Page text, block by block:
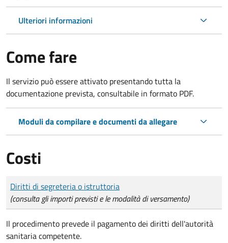
Ulteriori informazioni
Come fare
Il servizio può essere attivato presentando tutta la
documentazione prevista, consultabile in formato PDF.
Moduli da compilare e documenti da allegare
Costi
Tipo di pagamento
Importo
Diritti di segreteria o istruttoria
(consulta gli importi previsti e le modalità di versamento)
Il procedimento prevede il pagamento dei diritti dell'autorità
sanitaria competente.